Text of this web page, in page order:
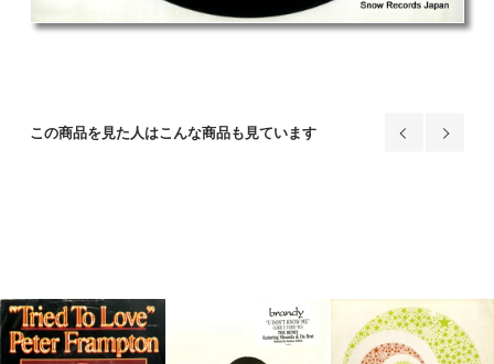
この商品を見た人はこんな商品も見ています